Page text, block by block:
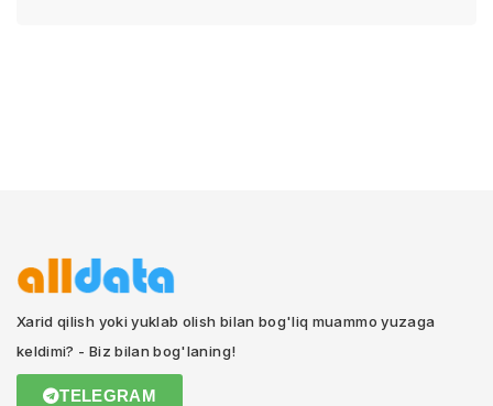
Xarid qilish yoki yuklab olish bilan bog'liq muammo yuzaga
keldimi? - Biz bilan bog'laning!
TELEGRAM